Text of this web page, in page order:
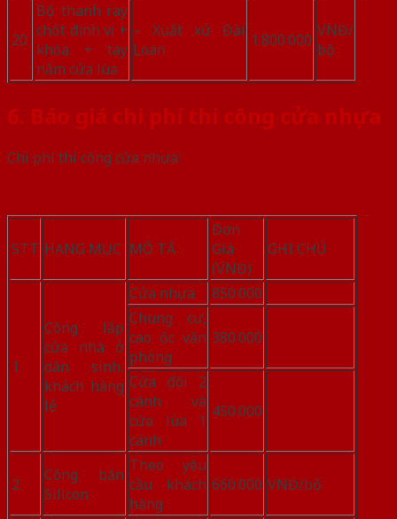
20
Bộ thanh ray
chốt định vị +
khóa + tay
nắm cửa lùa
– Xuất xứ Đài
Loan
1.800.000 VNĐ/
bộ
6. Báo giá chi phí thi công cửa nhựa
Chi phí thi công cửa nhựa:
STT HẠNG MỤC MÔ TẢ
Đơn
Giá
(VNĐ)
GHI CHÚ
1
Công lắp
cửa nhà ở
dân sinh,
khách hàng
lẻ
Cửa nhựa
850.000
Chung cư,
cao ốc văn
phòng
380.000
Cửa đôi 2
cánh và
cửa lùa 1
cánh
450.000
2
Công bắn
Silicon
Theo yêu
cầu khách
hàng
660.000 VNĐ/bộ